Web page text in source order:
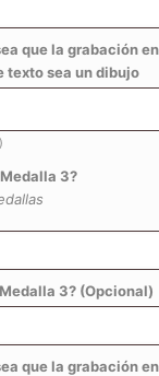
que la grabación en
texto sea un dibujo
3?
3? (Opcional)
que la grabación en